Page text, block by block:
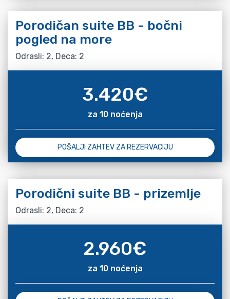
Porodičan suite BB - bočni
pogled na more
Odrasli: 2, Deca: 2
3.420€
za 10 noćenja
POŠALJI ZAHTEV ZA REZERVACIJU
Porodični suite BB - prizemlje
Odrasli: 2, Deca: 2
2.960€
za 10 noćenja